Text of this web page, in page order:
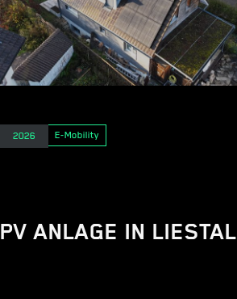
Elektro E-Mobility
PV ANLAGE IN LIESTAL
2026